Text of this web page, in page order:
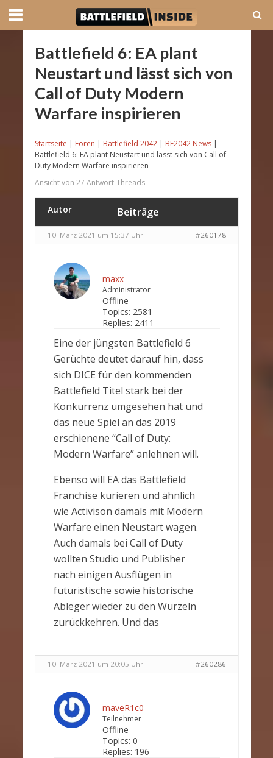
Battlefield 6: EA plant
Neustart und lässt sich von
Call of Duty Modern
Warfare inspirieren
Startseite | Foren | Battlefield 2042 | BF2042 News |
Battlefield 6: EA plant Neustart und lässt sich von Call of
Duty Modern Warfare inspirieren
Ansicht von 27 Antwort-Threads
Autor Beiträge
10. März 2021 um 15:37 Uhr #260178
maxx
Administrator
Offline
Topics: 2581
Replies: 2411
Eine der jüngsten Battlefield 6
Gerüchte deutet darauf hin, dass
sich DICE für den kommenden
Battlefield Titel stark bei der
Konkurrenz umgesehen hat und
das neue Spiel an das 2019
erschienene “Call of Duty:
Modern Warfare” anlehnen will.
Ebenso will EA das Battlefield
Franchise kurieren und ähnlich
wie Activison damals mit Modern
Warfare einen Neustart wagen.
Auch damals bei Call of Duty
wollten Studio und Publisher
nach einigen Ausflügen in
futuristische sowie historische
Ableger wieder zu den Wurzeln
zurückkehren. Und das
10. März 2021 um 20:05 Uhr #260286
maveR1c0
Teilnehmer
Offline
Topics: 0
Replies: 196